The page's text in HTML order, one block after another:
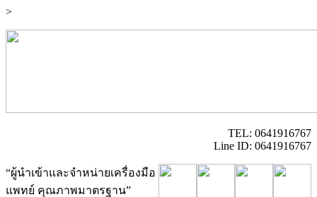
>
TEL: 0641916767
Line ID: 0641916767
“ผู้นำเข้าและจำหน่ายเครื่องมือ
แพทย์ คุณภาพมาตรฐาน”